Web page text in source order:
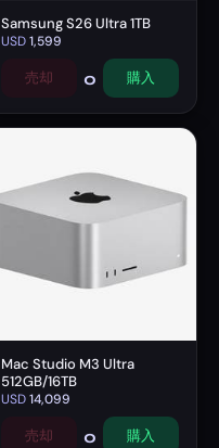
Samsung S26 Ultra 1TB
USD1,599
売却 0 購入
Mac Studio M3 Ultra
512GB/16TB
USD14,099
売却 0 購入